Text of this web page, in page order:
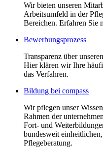
Wir bieten unseren
Arbeitsumfeld in der
Bereichen. Erfahren Sie
Bewerbungsprozess
Transparenz über
Hier klären wir Ihre
das Verfahren.
Bildung bei compass
Wir pflegen unser
Rahmen der
Fort- und
bundesweit
Pflegeberatung.